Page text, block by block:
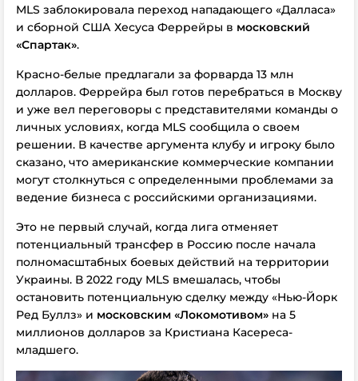
MLS заблокировала переход нападающего «Далласа»
и сборной США Хесуса Феррейры в московский
«Спартак».
Красно-белые предлагали за форварда 13 млн
долларов. Феррейра был готов перебраться в Москву
и уже вел переговоры с представителями команды о
личных условиях, когда MLS сообщила о своем
решении. В качестве аргумента клубу и игроку было
сказано, что американские коммерческие компании
могут столкнуться с определенными проблемами за
ведение бизнеса с российскими организациями.
Это не первый случай, когда лига отменяет
потенциальный трансфер в Россию после начала
полномасштабных боевых действий на территории
Украины. В 2022 году MLS вмешалась, чтобы
остановить потенциальную сделку между «Нью-Йорк
Ред Буллз» и московским «Локомотивом» на 5
миллионов долларов за Кристиана Касереса-
младшего.